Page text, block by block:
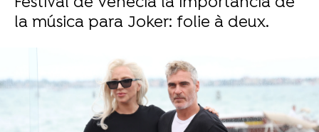
la música para Joker: folie à deux.